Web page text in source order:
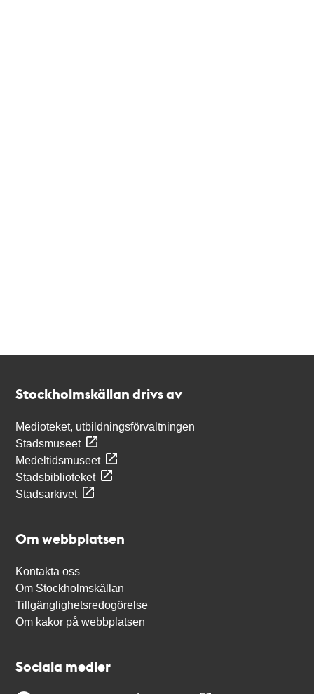
Stockholmskällan drivs av
Medioteket, utbildningsförvaltningen
Stadsmuseet
Medeltidsmuseet
Stadsbiblioteket
Stadsarkivet
Om webbplatsen
Kontakta oss
Om Stockholmskällan
Tillgänglighetsredogörelse
Om kakor på webbplatsen
Sociala medier